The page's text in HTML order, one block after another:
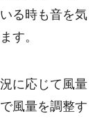
る時も音を気
す。
に応じて風量
風量を調整す